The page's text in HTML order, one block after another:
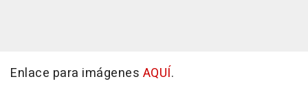
Enlace para imágenes AQUÍ.